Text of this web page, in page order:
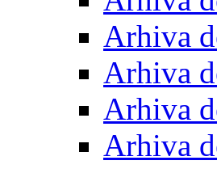
Arhiva
Arhiva
Arhiva
Arhiva